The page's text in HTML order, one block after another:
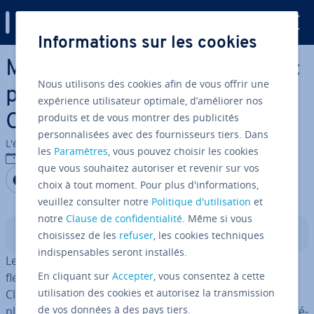
Aller au contenu principal
Multi-Cloud vs. hybrid Cloud :
pré­sen­ta­tion des modèles
Cloud
L'équipe édi­to­riale IONOS
26/10/2023
Partager sur Facebook
Partager sur Twitter
Partager sur LinkedIn
Sommaire
Les en­tre­prises qui cherchent des modèles Cloud
flexibles et évolutifs choi­sis­sent gé­né­ra­le­ment le multi-
Cloud ou l’hybrid Cloud. Si ces deux modèles associent
Informations sur les cookies
Nous utilisons des cookies afin de vous offrir une
expérience utilisateur optimale, d’améliorer nos
produits et de vous montrer des publicités
personnalisées avec des fournisseurs tiers. Dans
les Paramètres, vous pouvez choisir les cookies
que vous souhaitez autoriser et revenir sur vos
choix à tout moment. Pour plus d'informations,
veuillez consulter notre Politique d'utilisation et
notreClause de confidentialité. Même si vous
choisissez de les refuser, les cookies techniques
indispensables seront installés.
En cliquant surAccepter, vous consentez à cette
utilisation des cookies et autorisez la transmission
de vos données à des pays tiers.